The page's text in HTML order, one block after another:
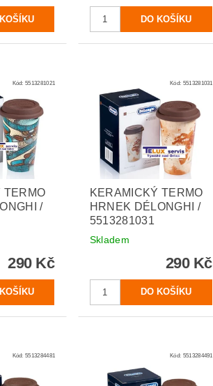
Kód:5513281021
TERMO
/
290 Kč
Kód: 5513281031
KERAMICKÝ TERMO
HRNEK DÉLONGHI /
5513281031
Skladem
290 Kč
Kód:5513284481 Kód: 5513284491